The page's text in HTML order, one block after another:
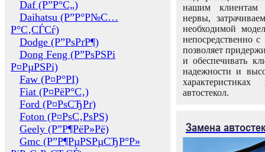
Daf (Р”Р°С„)
Daihatsu (Р”Р°Р№С…
Р°С‚СЃСѓ)
Dodge (Р”РѕРґР¶)
Dong Feng (Р”РѕРЅРі
Р¤РµРЅРі)
Faw (Р¤Р°РІ)
Fiat (Р¤РёР°С‚)
Ford (Р¤РѕСЂРґ)
Foton (Р¤РѕС‚РѕРЅ)
Geely (Р”Р¶РёР»Рё)
Gmc (Р”Р¶РµРЅРµСЂР°Р»
нашим клиентам
нервы,
необходимой
непосредственно
позволяет
и обеспечивать
надежности и
автостекол.
Замена